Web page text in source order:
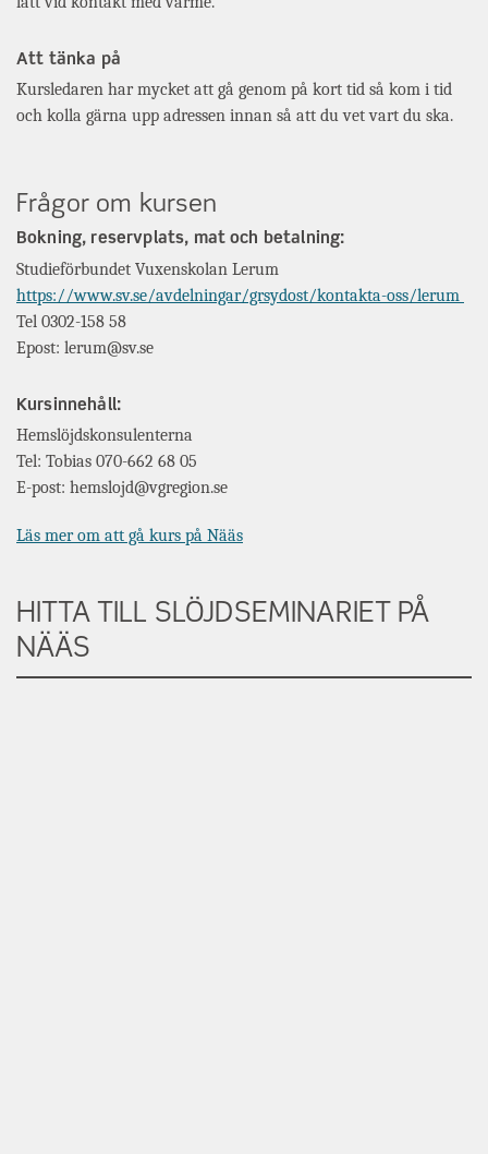
Att tänka på
Kursledaren har mycket att gå genom på kort tid så kom i tid
och kolla gärna upp adressen innan så att du vet vart du ska.
Frågor om kursen
Bokning, reservplats, mat och betalning:
Studieförbundet Vuxenskolan Lerum
https://www.sv.se/avdelningar/grsydost/kontakta-oss/lerum
Tel 0302-158 58
Epost: lerum@sv.se
Kursinnehåll:
Hemslöjdskonsulenterna
Tel: Tobias 070-662 68 05
E-post: hemslojd@vgregion.se
Läs mer om att gå kurs på Nääs
HITTA TILL SLÖJDSEMINARIET PÅ
NÄÄS